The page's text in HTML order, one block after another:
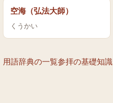
空海（弘法大師）
くうかい
用語辞典の一覧参拝の基礎知識